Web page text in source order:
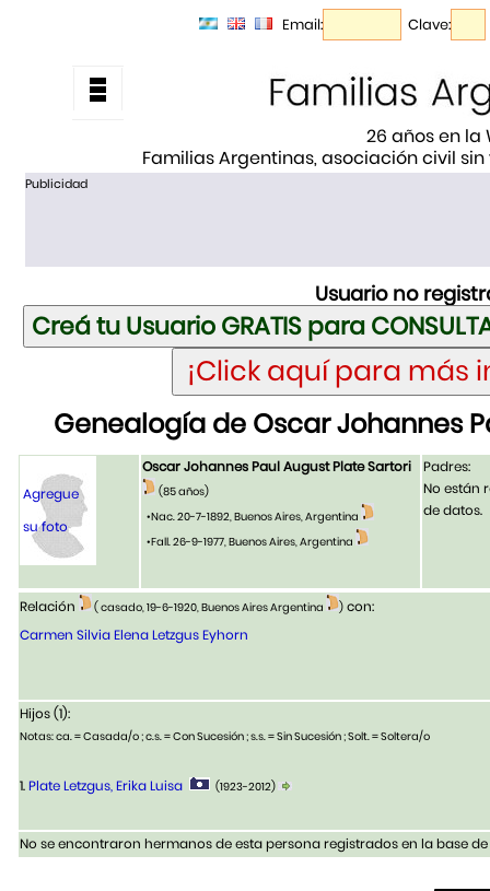
Email: Clave:
26 años en la
Familias Argentinas, asociación civil
Publicidad
Usuario no
Genealogía de Oscar Johannes
Agregue
su foto
Oscar Johannes Paul August Plate Sartori
(85 años)
•Nac. 20-7-1892, Buenos Aires, Argentina
•Fall. 26-9-1977, Buenos Aires, Argentina
Padres:
No están
de datos.
Relación ( casado, 19-6-1920, Buenos Aires Argentina ) con:
Carmen Silvia Elena Letzgus Eyhorn
Hijos (1):
Notas: ca. = Casada/o ; c.s. = Con Sucesión ; s.s. = Sin Sucesión ; Solt. = Soltera/o
1.Plate Letzgus, Erika Luisa (1923-2012)
No se encontraron hermanos de esta persona registrados en la base